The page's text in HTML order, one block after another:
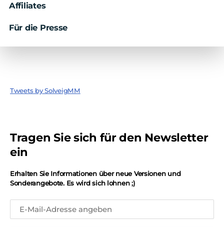
Affiliates
Für die Presse
Tweets by SolveigMM
Tragen Sie sich für den Newsletter
ein
Erhalten Sie Informationen über neue Versionen und
Sonderangebote. Es wird sich lohnen ;)